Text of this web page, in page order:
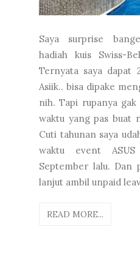
Saya surprise
hadiah kuis Swiss-
Ternyata saya dapat
Asiik.. bisa dipake
nih. Tapi rupanya
waktu yang pas buat
Cuti tahunan saya
waktu event
September lalu. Dan
lanjut ambil unpaid
READ MORE...